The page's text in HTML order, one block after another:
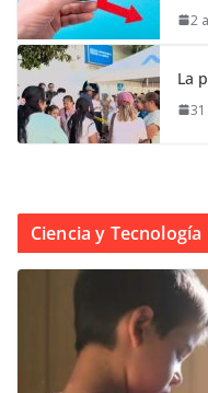
2
La
Ciencia y Tecnología